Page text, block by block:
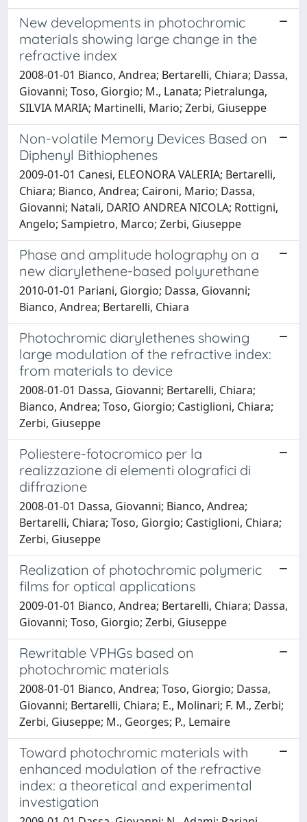
New developments in photochromic
materials showing large change in the
refractive index
2008-01-01 Bianco, Andrea; Bertarelli, Chiara; Dassa,
Giovanni; Toso, Giorgio; M., Lanata; Pietralunga,
SILVIA MARIA; Martinelli, Mario; Zerbi, Giuseppe
Non-volatile Memory Devices Based on
Diphenyl Bithiophenes
2009-01-01 Canesi, ELEONORA VALERIA; Bertarelli,
Chiara; Bianco, Andrea; Caironi, Mario; Dassa,
Giovanni; Natali, DARIO ANDREA NICOLA; Rottigni,
Angelo; Sampietro, Marco; Zerbi, Giuseppe
Phase and amplitude holography on a
new diarylethene-based polyurethane
2010-01-01 Pariani, Giorgio; Dassa, Giovanni;
Bianco, Andrea; Bertarelli, Chiara
Photochromic diarylethenes showing
large modulation of the refractive index:
from materials to device
2008-01-01 Dassa, Giovanni; Bertarelli, Chiara;
Bianco, Andrea; Toso, Giorgio; Castiglioni, Chiara;
Zerbi, Giuseppe
Poliestere-fotocromico per la
realizzazione di elementi olografici di
diffrazione
2008-01-01 Dassa, Giovanni; Bianco, Andrea;
Bertarelli, Chiara; Toso, Giorgio; Castiglioni, Chiara;
Zerbi, Giuseppe
Realization of photochromic polymeric
films for optical applications
2009-01-01 Bianco, Andrea; Bertarelli, Chiara; Dassa,
Giovanni; Toso, Giorgio; Zerbi, Giuseppe
Rewritable VPHGs based on
photochromic materials
2008-01-01 Bianco, Andrea; Toso, Giorgio; Dassa,
Giovanni; Bertarelli, Chiara; E., Molinari; F. M., Zerbi;
Zerbi, Giuseppe; M., Georges; P., Lemaire
Toward photochromic materials with
enhanced modulation of the refractive
index: a theoretical and experimental
investigation